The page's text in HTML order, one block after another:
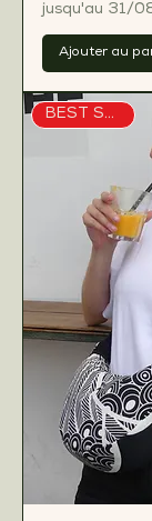
jusqu'au 31/
Ajouter au
BEST SELLER